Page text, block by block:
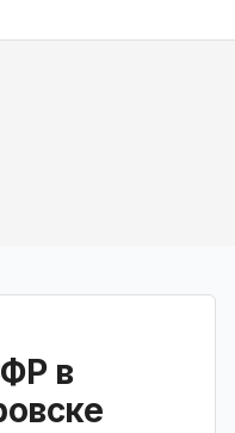
в